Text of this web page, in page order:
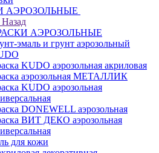
АЭРОЗОЛЬНЫЕ
Назад
АЭРОЗОЛЬНЫЕ
эмаль и грунт аэрозольный
KUDO аэрозольная акриловая
аэрозольная МЕТАЛЛИК
KUDO аэрозольная
DONEWELL аэрозольная
ВИТ ДЕКО аэрозольная
для кожи